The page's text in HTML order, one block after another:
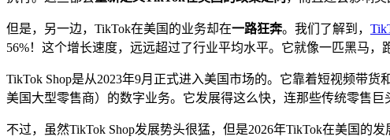
但是，另一边，TikTok在美国的业务却在一路狂奔。我们了解到，
56%！这个增长速度，远远超过了行业平均水平。它就像一匹黑马，
TikTok Shop是从2023年9月正式进入美国市场的。它靠着短视频带
美国大型零售商）的数字业务。它发展得这么快，连那些传统零售巨
不过，虽然TikTok Shop发展势头很猛，但是2026年TikTok在美国的